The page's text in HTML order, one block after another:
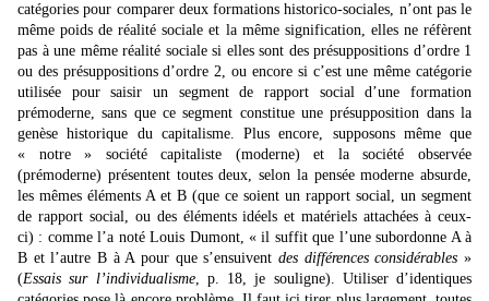
catégories pour comparer deux formations historico-sociales, n’ont pas le
même poids de réalité sociale et la même signification, elles ne réfèrent
pas à une même réalité sociale si elles sont des présuppositions d’ordre 1
ou des présuppositions d’ordre 2, ou encore si c’est une même catégorie
utilisée pour saisir un segment de rapport social d’une formation
prémoderne, sans que ce segment constitue une présupposition dans la
genèse historique du capitalisme. Plus encore, supposons même que
« notre » société capitaliste (moderne) et la société observée
(prémoderne) présentent toutes deux, selon la pensée moderne absurde,
les mêmes éléments A et B (que ce soient un rapport social, un segment
de rapport social, ou des éléments idéels et matériels attachées à ceux-
ci) : comme l’a noté Louis Dumont, « il suffit que l’une subordonne A à
B et l’autre B à A pour que s’ensuivent des différences considérables »
(Essais sur l’individualisme, p. 18, je souligne). Utiliser d’identiques